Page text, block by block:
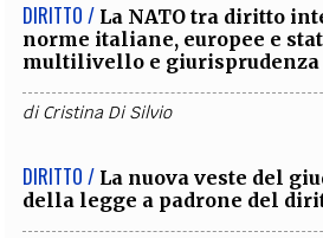
DIRITTO / La NATO tra diritto
norme italiane, europee e
multilivello e giurisprudenza
diCristina Di Silvio
DIRITTO / La nuova veste del
della legge a padrone del